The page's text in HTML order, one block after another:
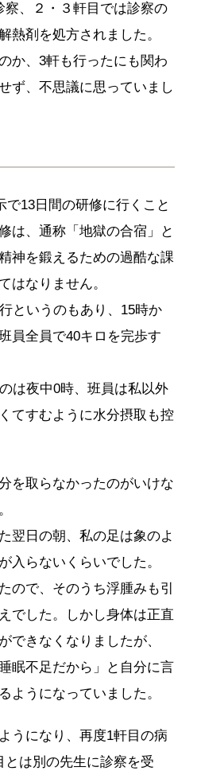
察、２・３軒目では診察の
熱剤を処方されました。
か、3軒も行ったにも関わ
ず、不思議に思っていまし
で13日間の研修に行くこと
は、通称「地獄の合宿」と
神を鍛えるための過酷な課
はなりません。
というのもあり、15時か
員全員で40キロを完歩す
は夜中0時、班員は私以外
てすむように水分摂取も控
を取らなかったのがいけな
翌日の朝、私の足は象のよ
入らないくらいでした。
ので、そのうち浮腫みも引
でした。しかし身体は正直
できなくなりましたが、
眠不足だから」と自分に言
ようになっていました。
うになり、再度1軒目の病
とは別の先生に診察を受